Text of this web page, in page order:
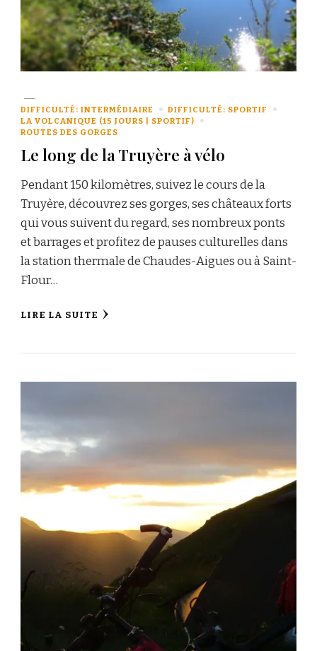
DIFFICULTÉ: INTERMÉDIAIRE
DIFFICULTÉ: SPORTIF
LA VOLCANIQUE (15 JOURS | SPORTIF)
ROUTES DES GORGES
Le long de la Truyère à vélo
Pendant 150 kilomètres, suivez le cours de la
Truyère, découvrez ses gorges, ses châteaux forts
qui vous suivent du regard, ses nombreux ponts
et barrages et profitez de pauses culturelles dans
la station thermale de Chaudes-Aigues ou à Saint-
Flour…
LIRE LA SUITE